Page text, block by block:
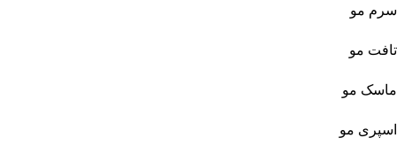
سرم مو
تافت مو
ماسک مو
اسپری مو